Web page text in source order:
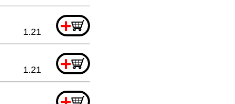
+
1.21
+
1.21